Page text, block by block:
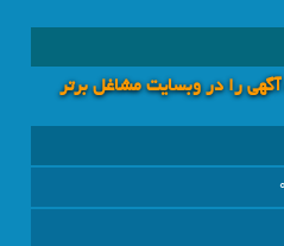
را در وبسايت مشاغل برتر